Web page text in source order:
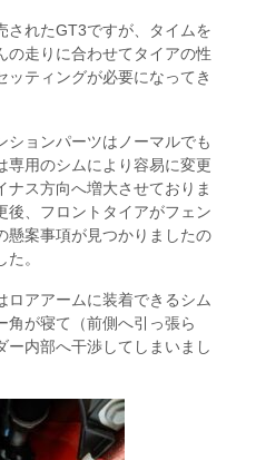
されたGT3ですが、タイムを
の走りに合わせてタイアの性
ティングが必要になってき
ョンパーツはノーマルでも
専用のシムにより容易に変更
ス方向へ増大させておりま
後、フロントタイアがフェン
懸案事項が見つかりましたの
。
ロアアームに装着できるシム
角が寝て（前側へ引っ張ら
ー内部へ干渉してしまいまし